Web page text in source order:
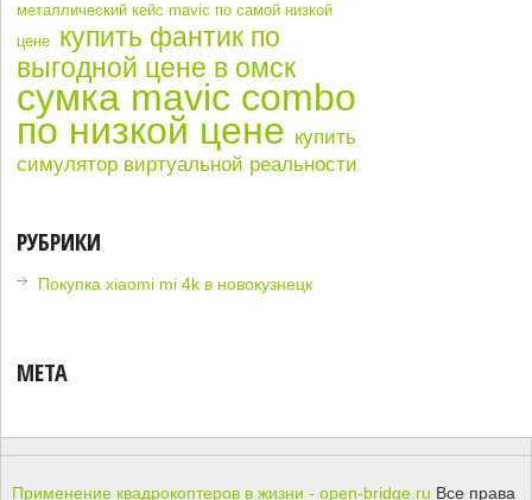
металлический кейс mavic по самой низкой
цене купить фантик по
выгодной цене в омск
сумка mavic combo
по низкой цене купить
симулятор виртуальной реальности
РУБРИКИ
Покупка xiaomi mi 4k в новокузнецк
МЕТА
Применение квадрокоптеров в жизни - open-bridge.ru Все права